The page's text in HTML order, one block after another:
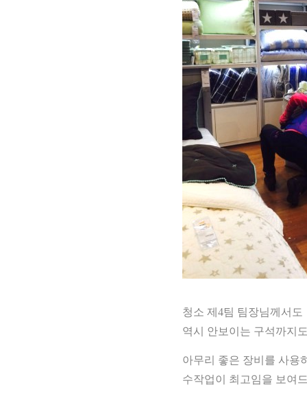
청소 제4팀 팀장님께서도
역시 안보이는 구석까지
아무리 좋은 장비를 사용
수작업이 최고임을 보여